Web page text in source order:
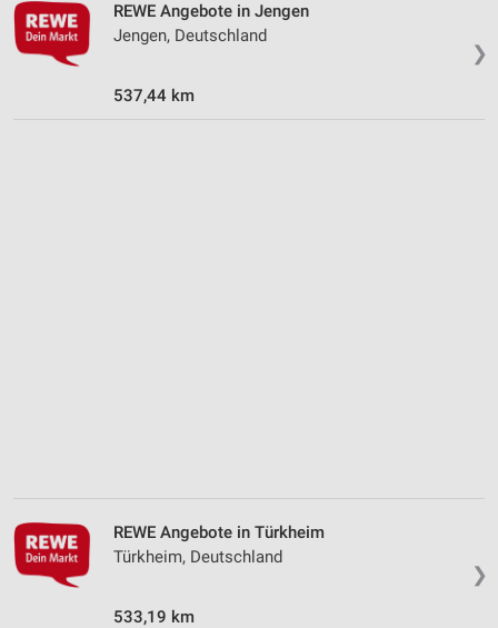
❯
REWE Angebote in Jengen
Jengen, Deutschland
537,44 km
❯
REWE Angebote in Türkheim
Türkheim, Deutschland
533,19 km
personalisierter Inhalte
Messung der Werbeleistung
Messung der Performance von Inhalten
Performance